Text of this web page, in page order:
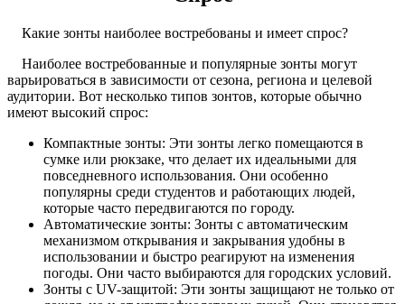
Какие зонты наиболее востребованы и имеет спрос?
Наиболее востребованные и популярные зонты могут
варьироваться в зависимости от сезона, региона и целевой
аудитории. Вот несколько типов зонтов, которые обычно
имеют высокий спрос:
Компактные зонты: Эти зонты легко помещаются в
сумке или рюкзаке, что делает их идеальными для
повседневного использования. Они особенно
популярны среди студентов и работающих людей,
которые часто передвигаются по городу.
Автоматические зонты: Зонты с автоматическим
механизмом открывания и закрывания удобны в
использовании и быстро реагируют на изменения
погоды. Они часто выбираются для городских условий.
Зонты с UV-защитой: Эти зонты защищают не только от